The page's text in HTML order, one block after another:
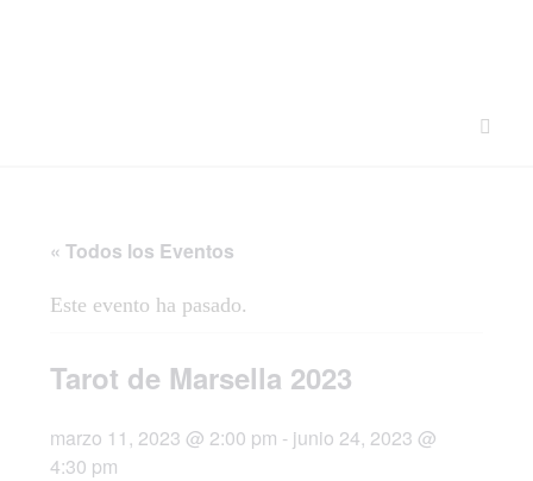
« Todos los Eventos
Este evento ha pasado.
Tarot de Marsella 2023
marzo 11, 2023 @ 2:00 pm - junio 24, 2023 @
4:30 pm